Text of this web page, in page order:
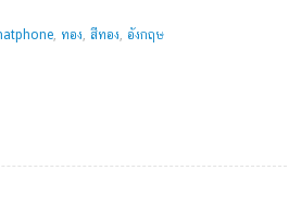
, ทอง, สีทอง, อังกฤษ